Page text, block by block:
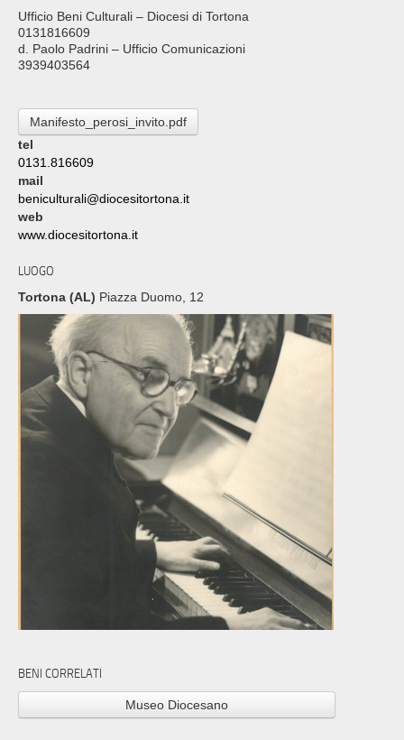
Ufficio Beni Culturali – Diocesi di Tortona
0131816609
d. Paolo Padrini – Ufficio Comunicazioni
3939403564
Manifesto_perosi_invito.pdf
tel
0131.816609
mail
beniculturali@diocesitortona.it
web
www.diocesitortona.it
LUOGO
Tortona (AL) Piazza Duomo, 12
BENI CORRELATI
Museo Diocesano